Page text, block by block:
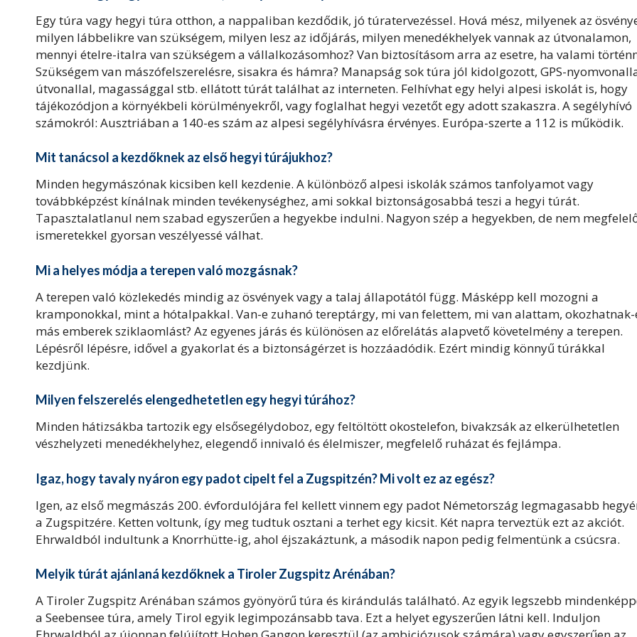
Egy túra vagy hegyi túra otthon, a nappaliban kezdődik, jó túratervezéssel. Hová mész, milyenek az
milyen lábbelikre van szükségem, milyen lesz az időjárás, milyen menedékhelyek vannak az útvonalamon,
mennyi ételre-italra van szükségem a vállalkozásomhoz? Van biztosításom arra az esetre, ha valami
Szükségem van mászófelszerelésre, sisakra és hámra? Manapság sok túra jól kidolgozott, GPS-
útvonallal, magassággal stb. ellátott túrát találhat az interneten. Felhívhat egy helyi alpesi iskolát is, hogy
tájékozódjon a környékbeli körülményekről, vagy foglalhat hegyi vezetőt egy adott szakaszra. A segélyhívó
számokról: Ausztriában a 140-es szám az alpesi segélyhívásra érvényes. Európa-szerte a 112 is működik.
Mit tanácsol a kezdőknek az első hegyi túrájukhoz?
Minden hegymászónak kicsiben kell kezdenie. A különböző alpesi iskolák számos tanfolyamot vagy
továbbképzést kínálnak minden tevékenységhez, ami sokkal biztonságosabbá teszi a hegyi túrát.
Tapasztalatlanul nem szabad egyszerűen a hegyekbe indulni. Nagyon szép a hegyekben, de nem
ismeretekkel gyorsan veszélyessé válhat.
Mi a helyes módja a terepen való mozgásnak?
A terepen való közlekedés mindig az ösvények vagy a talaj állapotától függ. Másképp kell mozogni a
kramponokkal, mint a hótalpakkal. Van-e zuhanó tereptárgy, mi van felettem, mi van alattam, okozhatnak-
más emberek sziklaomlást? Az egyenes járás és különösen az előrelátás alapvető követelmény a terepen.
Lépésről lépésre, idővel a gyakorlat és a biztonságérzet is hozzáadódik. Ezért mindig könnyű túrákkal
kezdjünk.
Milyen felszerelés elengedhetetlen egy hegyi túrához?
Minden hátizsákba tartozik egy elsősegélydoboz, egy feltöltött okostelefon, bivakzsák az elkerülhetetlen
vészhelyzeti menedékhelyhez, elegendő innivaló és élelmiszer, megfelelő ruházat és fejlámpa.
Igaz, hogy tavaly nyáron egy padot cipelt fel a Zugspitzén? Mi volt ez az egész?
Igen, az első megmászás 200. évfordulójára fel kellett vinnem egy padot Németország legmagasabb
a Zugspitzére. Ketten voltunk, így meg tudtuk osztani a terhet egy kicsit. Két napra terveztük ezt az akciót.
Ehrwaldból indultunk a Knorrhütte-ig, ahol éjszakáztunk, a második napon pedig felmentünk a csúcsra.
Melyik túrát ajánlaná kezdőknek a Tiroler Zugspitz Arénában?
A Tiroler Zugspitz Arénában számos gyönyörű túra és kirándulás található. Az egyik legszebb
a Seebensee túra, amely Tirol egyik legimpozánsabb tava. Ezt a helyet egyszerűen látni kell. Induljon